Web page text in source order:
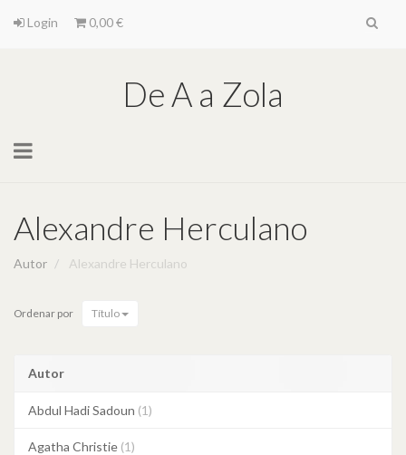
Login 0,00 €
De A a Zola
Toggle
Alexandre Herculano
Autor Alexandre Herculano
Ordenar por Título
Autor
Abdul Hadi Sadoun (1)
Agatha Christie (1)